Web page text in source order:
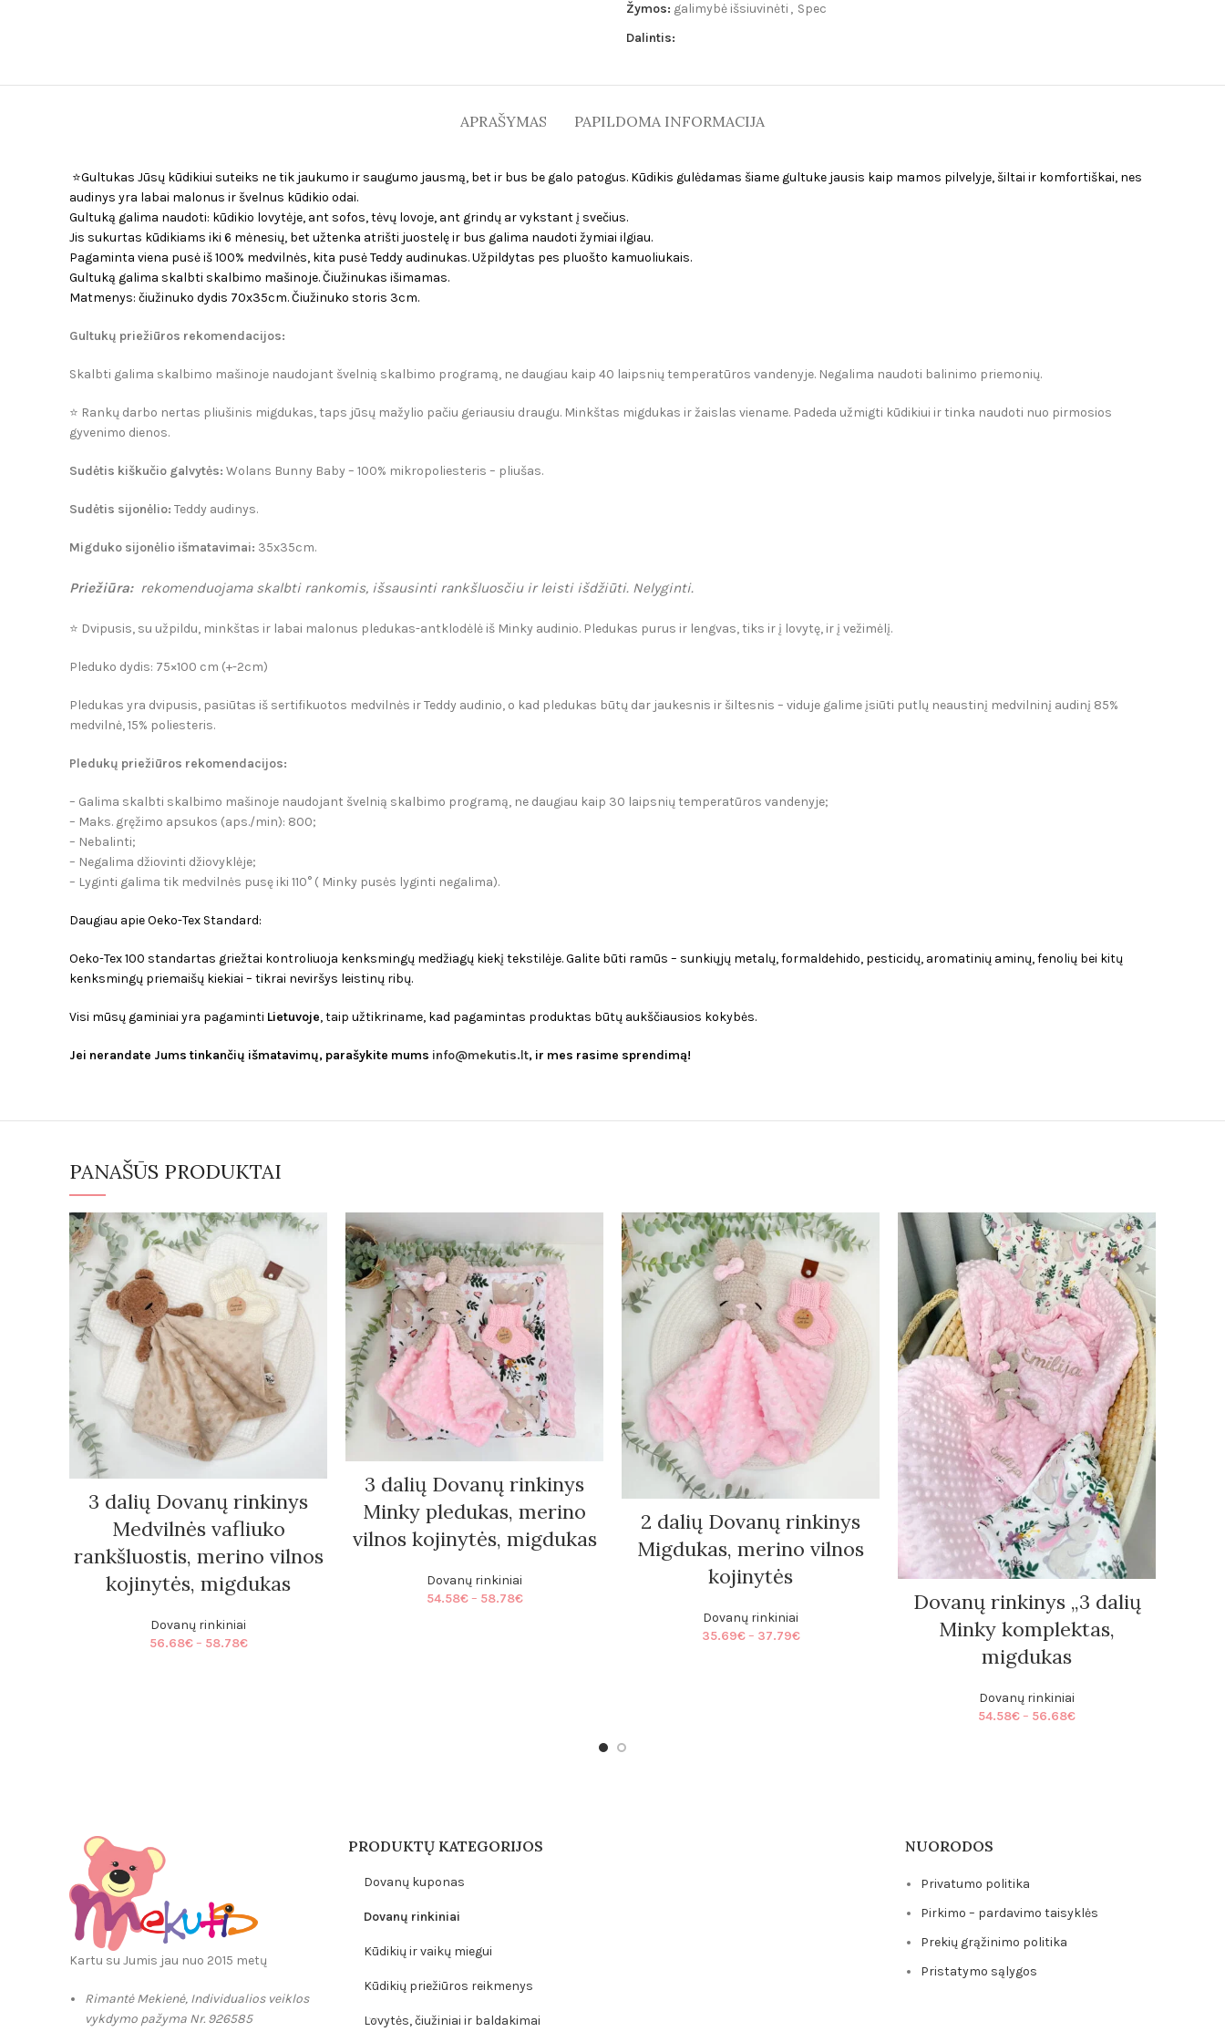
Žymos: galimybė išsiuvinėti , Spec
Dalintis:
APRAŠYMAS PAPILDOMA INFORMACIJA
⭐️Gultukas Jūsų kūdikiui suteiks ne tik jaukumo ir saugumo jausmą, bet ir bus be galo patogus. Kūdikis gulėdamas šiame gultuke jausis kaip mamos pilvelyje, šiltai ir komfortiškai, nes
audinys yra labai malonus ir švelnus kūdikio odai.
Gultuką galima naudoti: kūdikio lovytėje, ant sofos, tėvų lovoje, ant grindų ar vykstant į svečius.
Jis sukurtas kūdikiams iki 6 mėnesių, bet užtenka atrišti juostelę ir bus galima naudoti žymiai ilgiau.
Pagaminta viena pusė iš 100% medvilnės, kita pusė Teddy audinukas. Užpildytas pes pluošto kamuoliukais.
Gultuką galima skalbti skalbimo mašinoje. Čiužinukas išimamas.
Matmenys: čiužinuko dydis 70x35cm. Čiužinuko storis 3cm.
Gultukų priežiūros rekomendacijos:
Skalbti galima skalbimo mašinoje naudojant švelnią skalbimo programą, ne daugiau kaip 40 laipsnių temperatūros vandenyje. Negalima naudoti balinimo priemonių.
⭐️ Rankų darbo nertas pliušinis migdukas, taps jūsų mažylio pačiu geriausiu draugu. Minkštas migdukas ir žaislas viename. Padeda užmigti kūdikiui ir tinka naudoti nuo pirmosios
gyvenimo dienos.
Sudėtis kiškučio galvytės: Wolans Bunny Baby – 100% mikropoliesteris – pliušas.
Sudėtis sijonėlio: Teddy audinys.
Migduko sijonėlio išmatavimai: 35x35cm.
Priežiūra:rekomenduojama skalbti rankomis, išsausinti rankšluosčiu ir leisti išdžiūti. Nelyginti.
⭐️ Dvipusis, su užpildu, minkštas ir labai malonus pledukas-antklodėlė iš Minky audinio. Pledukas purus ir lengvas, tiks ir į lovytę, ir į vežimėlį.
Pleduko dydis: 75×100 cm (+-2cm)
Pledukas yra dvipusis, pasiūtas iš sertifikuotos medvilnės ir Teddy audinio, o kad pledukas būtų dar jaukesnis ir šiltesnis – viduje galime įsiūti putlų neaustinį medvilninį audinį 85%
medvilnė, 15% poliesteris.
Pledukų priežiūros rekomendacijos:
– Galima skalbti skalbimo mašinoje naudojant švelnią skalbimo programą, ne daugiau kaip 30 laipsnių temperatūros vandenyje;
­– Maks. gręžimo apsukos (aps./min): 800;
– Nebalinti;
– Negalima džiovinti džiovyklėje;
– Lyginti galima tik medvilnės pusę iki 110° ( Minky pusės lyginti negalima).
Daugiau apie Oeko-Tex Standard:
Oeko-Tex 100 standartas griežtai kontroliuoja kenksmingų medžiagų kiekį tekstilėje. Galite būti ramūs – sunkiųjų metalų, formaldehido, pesticidų, aromatinių aminų, fenolių bei kitų
kenksmingų priemaišų kiekiai – tikrai neviršys leistinų ribų.
Visi mūsų gaminiai yra pagaminti Lietuvoje, taip užtikriname, kad pagamintas produktas būtų aukščiausios kokybės.
Jei nerandate Jums tinkančių išmatavimų, parašykite mums info@mekutis.lt, ir mes rasime sprendimą!
PANAŠŪS PRODUKTAI
3 dalių Dovanų rinkinys
Medvilnės vafliuko
rankšluostis, merino vilnos
kojinytės, migdukas
Dovanų rinkiniai
56.68€ – 58.78€Price
3 dalių Dovanų rinkinys
Minky pledukas, merino
vilnos kojinytės, migdukas
Dovanų rinkiniai
54.58€ – 58.78€Price
2 dalių Dovanų rinkinys
Migdukas, merino vilnos
kojinytės
Dovanų rinkiniai
35.69€ – 37.79€Price
Dovanų rinkinys „3 dalių
Minky komplektas,
migdukas
Dovanų rinkiniai
54.58€– 56.68€Price
Kartu su Jumis jau nuo 2015 metų
Rimantė Mekienė, Individualios veiklos
vykdymo pažyma Nr. 926585
PRODUKTŲ KATEGORIJOS
Dovanų kuponas
Dovanų rinkiniai
Kūdikių ir vaikų miegui
Kūdikių priežiūros reikmenys
Lovytės, čiužiniai ir baldakimai
NUORODOS
Privatumo politika
Pirkimo – pardavimo taisyklės
Prekių grąžinimo politika
Pristatymo sąlygos